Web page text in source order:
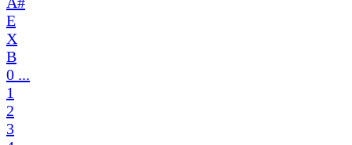
E
X
B
0 ...
1
2
3